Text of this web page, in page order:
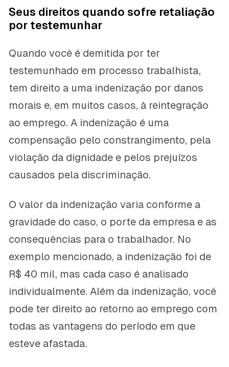
Seus direitos quando sofre retaliação
por testemunhar
Quando você é demitida por ter
testemunhado em processo trabalhista,
tem direito a uma indenização por danos
morais e, em muitos casos, à reintegração
ao emprego. A indenização é uma
compensação pelo constrangimento, pela
violação da dignidade e pelos prejuízos
causados pela discriminação.
O valor da indenização varia conforme a
gravidade do caso, o porte da empresa e as
consequências para o trabalhador. No
exemplo mencionado, a indenização foi de
R$ 40 mil, mas cada caso é analisado
individualmente. Além da indenização, você
pode ter direito ao retorno ao emprego com
todas as vantagens do período em que
esteve afastada.